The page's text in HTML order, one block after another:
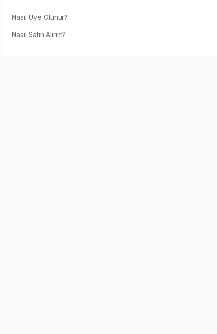
Nasıl Üye Olunur?
Nasıl Satın Alırım?